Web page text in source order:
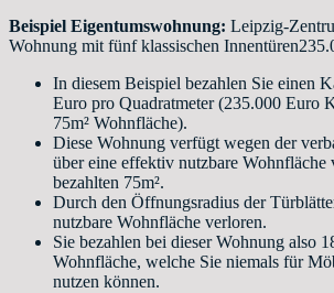
Beispiel Eigentumswohnung: Leipzig-
Wohnung mit fünf klassischen
In diesem Beispiel bezahlen Sie einen
Euro pro Quadratmeter (235.000 Euro
75m² Wohnfläche).
Diese Wohnung verfügt wegen der
über eine effektiv nutzbare Wohnfläche
bezahlten 75m².
Durch den Öffnungsradius der
nutzbare Wohnfläche verloren.
Sie bezahlen bei dieser Wohnung also
Wohnfläche, welche Sie niemals für
nutzen können.